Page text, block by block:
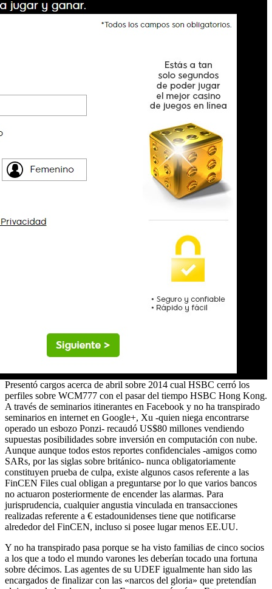
Presentó cargos acerca de abril sobre 2014 cual HSBC cerró los
perfiles sobre WCM777 con el pasar del tiempo HSBC Hong Kong.
A través de seminarios itinerantes en Facebook y no ha transpirado
seminarios en internet en Google+, Xu -quien niega encontrarse
operado un esbozo Ponzi- recaudó US$80 millones vendiendo
supuestas posibilidades sobre inversión en computación con nube.
Aunque aunque todos estos reportes confidenciales -amigos como
SARs, por las siglas sobre británico- nunca obligatoriamente
constituyen prueba de culpa, existe algunos casos referente a las
FinCEN Files cual obligan a preguntarse por lo que varios bancos
no actuaron posteriormente de encender las alarmas. Para
jurisprudencia, cualquier angustia vinculada en transacciones
realizadas referente a € estadounidenses tiene que notificarse
alrededor del FinCEN, incluso si posee lugar menos EE.UU.
Y no ha transpirado pasa porque se ha visto familias de cinco socios
a los que a todo el mundo varones les deberían tocado una fortuna
sobre décimos. Las agentes de su UDEF igualmente han sido las
encargados de finalizar con las «narcos del gloria» que pretendían